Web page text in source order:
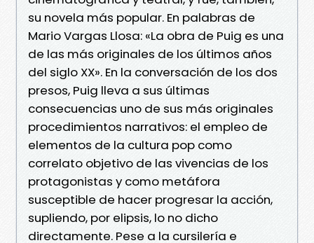
su novela más popular. En palabras de
Mario Vargas Llosa: «La obra de Puig es una
de las más originales de los últimos años
del siglo XX». En la conversación de los dos
presos, Puig lleva a sus últimas
consecuencias uno de sus más originales
procedimientos narrativos: el empleo de
elementos de la cultura pop como
correlato objetivo de las vivencias de los
protagonistas y como metáfora
susceptible de hacer progresar la acción,
supliendo, por elipsis, lo no dicho
directamente. Pese a la cursilería e